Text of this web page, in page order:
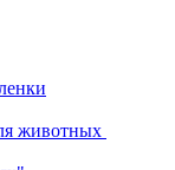
животных